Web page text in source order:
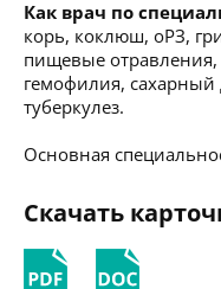
Как врач по
корь, коклюш, оРЗ,
пищевые отравления,
гемофилия, сахарный
туберкулез.
Основная
Скачать